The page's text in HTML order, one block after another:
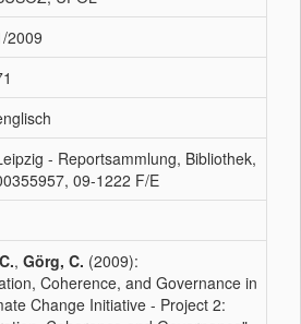
2009
- Reportsammlung, Bibliothek,
09-1222 F/E
, Görg, C. (2009):
Coherence, and Governance in
Change Initiative - Project 2: